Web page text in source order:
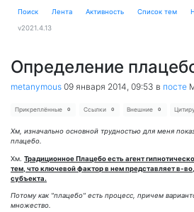
Поиск Лента Активность Cписок тем
v2021.4.13
Определение
metanymous 09 января 2014, 09:53 в посте
Прикреплённые 0 Ссылки 0 Внешние 0
Хм, изначально основной трудностью для меня
плацебо.
Хм. Традиционное Плацебо есть агент
тем, что ключевой фактор в нем представляет в-
субъекта.
Потому как "плацебо" есть процесс, причем
множество.